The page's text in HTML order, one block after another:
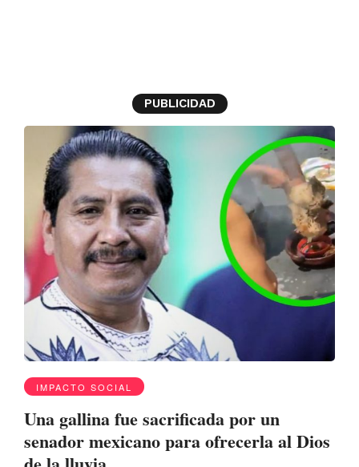
PUBLICIDAD
IMPACTO SOCIAL
Una gallina fue sacrificada por un
senador mexicano para ofrecerla al Dios